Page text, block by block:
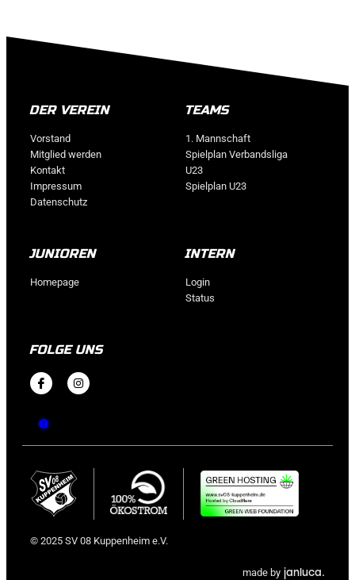
DER VEREIN
Vorstand
Mitglied werden
Kontakt
Impressum
Datenschutz
TEAMS
1. Mannschaft
Spielplan Verbandsliga
U23
Spielplan U23
JUNIOREN
Homepage
INTERN
Login
Status
FOLGE UNS
© 2025 SV 08 Kuppenheim e.V.
made by janluca.